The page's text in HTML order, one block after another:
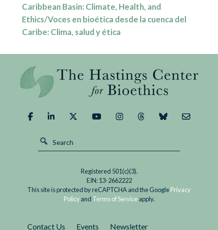
Caribbean Basin: Climate, Health, and
Ethics/Voces en bioética desde la cuenca del
Caribe: Clima, salud y ética
Registered 501(c)(3).
EIN: 13-2662222
This site is protected by reCAPTCHA and the GooglePrivacy
Policy and Terms of Serviceapply.
Contact Us Events Newsletter